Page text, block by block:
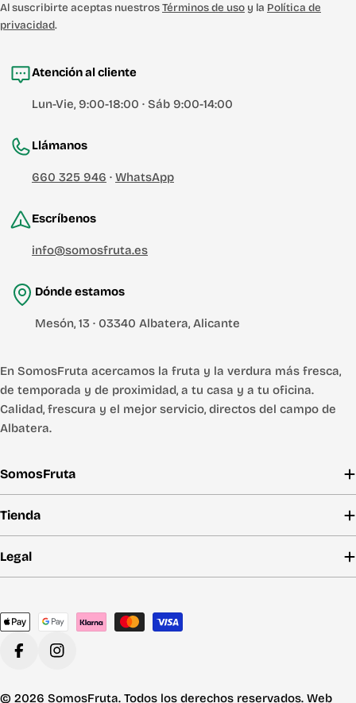
Al suscribirte aceptas nuestrosTérminos de uso y la Política de
privacidad.
Atención al cliente
Lun-Vie, 9:00-18:00 · Sáb 9:00-14:00
Llámanos
660 325 946 · WhatsApp
Escríbenos
info@somosfruta.es
Dónde estamos
Mesón, 13 · 03340 Albatera, Alicante
En SomosFruta acercamos la fruta y la verdura más fresca,
de temporada y de proximidad, a tu casa y a tu oficina.
Calidad, frescura y el mejor servicio, directos del campo de
Albatera.
SomosFruta
Tienda
Legal
Métodos
pagoFacebookInstagram
© 2026 SomosFruta. Todos los derechos reservados. Web